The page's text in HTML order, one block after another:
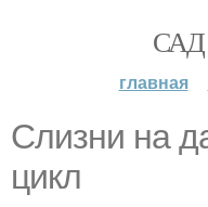
главная
Слизни на
цикл